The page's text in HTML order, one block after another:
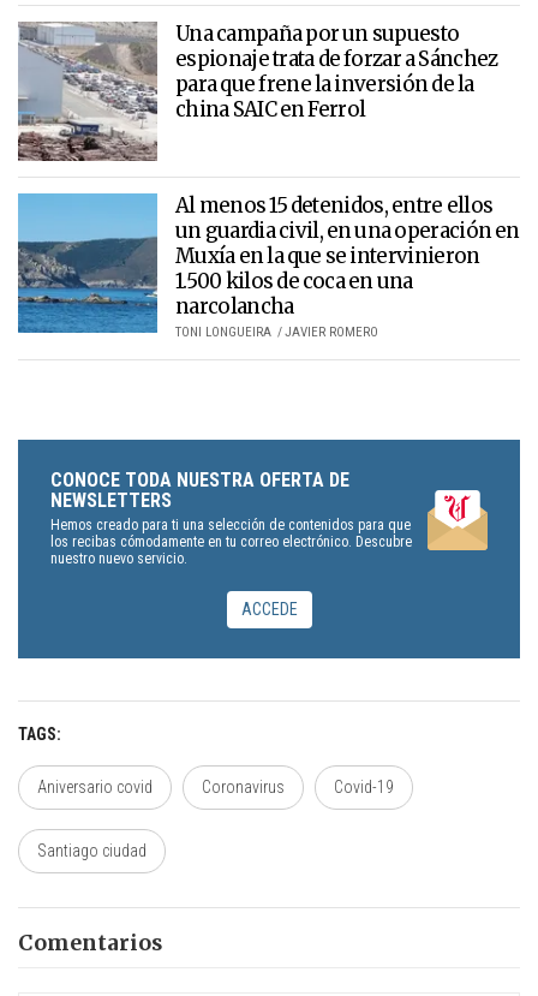
Una campaña por un supuesto
espionaje trata de forzar a Sánchez
para que frene la inversión de la
china SAIC en Ferrol
Al menos 15 detenidos, entre ellos
un guardia civil, en una operación en
Muxía en la que se intervinieron
1.500 kilos de coca en una
narcolancha
TONI LONGUEIRA JAVIER ROMERO
CONOCE TODA NUESTRA OFERTA DE
NEWSLETTERS
Hemos creado para ti una selección de contenidos para que
los recibas cómodamente en tu correo electrónico. Descubre
nuestro nuevo servicio.
ACCEDE
TAGS
Aniversario covid Coronavirus Covid-19
Santiago ciudad
Comentarios